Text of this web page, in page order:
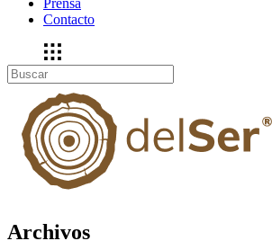
Contacto
Archivos